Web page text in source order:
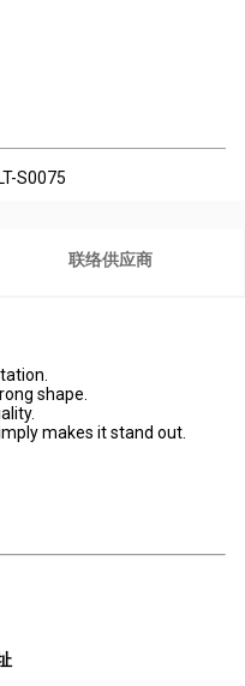
S0075
联络供应商
shape.
makes it stand out.